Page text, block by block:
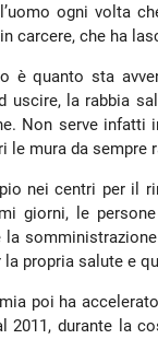
ogni volta
carcere, che ha
è quanto sta
uscire, la rabbia
Non serve infatti
le mura da sempre
nei centri per il
giorni, le
la
la propria salute e
poi ha
2011, durante la